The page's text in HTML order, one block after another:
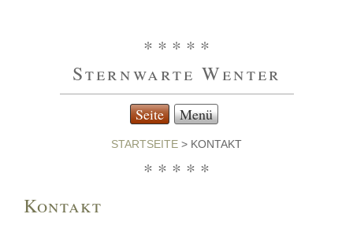
* * * * *
Sternwarte Wenter
Seite Menü
STARTSEITE > KONTAKT
* * * * *
Kontakt